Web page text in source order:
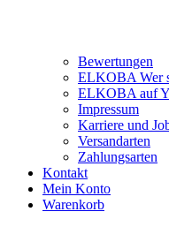
Bewertungen
ELKOBA Wer
ELKOBA auf
Impressum
Karriere und
Versandarten
Zahlungsarten
Kontakt
Mein Konto
Warenkorb